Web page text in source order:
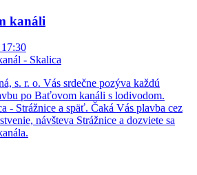
kanáli
- Skalica
s. r. o. Vás srdečne pozýva každú
po Baťovom kanáli s lodivodom.
- Strážnice a späť. Čaká Vás plavba cez
návšteva Strážnice a dozviete sa